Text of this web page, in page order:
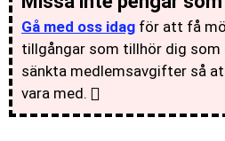
Gå med oss idag för att få
tillgångar som tillhör dig som
sänkta medlemsavgifter så
vara med.